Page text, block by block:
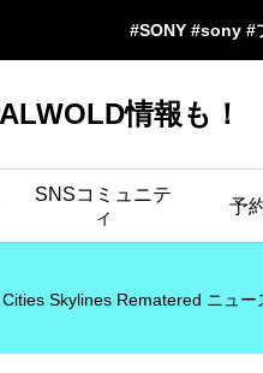
#SONY #sony #
情報も！
SNSコミュニテ
ィ
予
Cities Skylines Rematered ニュー